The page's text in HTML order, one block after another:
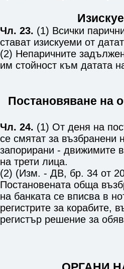
Чл. 23. (1) Всички
стават изискуеми от
(2) Непаричните
им стойност към датата
Постановяване на
Чл. 24. (1) От деня на
се смятат за възбранени
запорирани - движимите
на трети лица.
(2) (Изм. - ДВ, бр. 34 от
Постановената обща
на банката се вписва в
регистрите за корабите,
регистър решение за